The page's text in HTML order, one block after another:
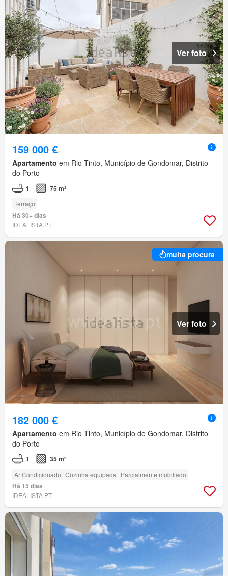
Ver foto
159 000 €
Apartamento em Rio Tinto, Município de Gondomar, Distrito
do Porto
1 75 m²
Terraço
Há 30+ dias
IDEALISTA.PT
muita procura
Ver foto
182 000 €
Apartamento em Rio Tinto, Município de Gondomar, Distrito
do Porto
1 35 m²
Ar Condicionado Cozinha equipada Parcialmente mobiliado
Há 15 dias
IDEALISTA.PT